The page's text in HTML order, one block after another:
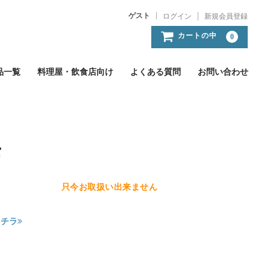
ゲスト ログイン 新規会員登録
カートの中 0
一覧 料理屋・飲食店向け よくある質問 お問い合わせ
只今お取扱い出来ません
ラ